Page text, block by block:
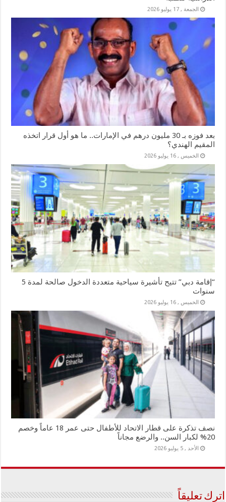
الجمعة , 17 يوليو 2026
بعد فوزه بـ 30 مليون درهم في الإمارات.. ما هو أول قرار اتخذه
المقيم الهندي؟
الخميس , 16 يوليو 2026
“إقامة دبي” تتيح تأشيرة سياحية متعددة الدخول صالحة لمدة 5
سنوات
الخميس , 16 يوليو 2026
نصف تذكرة على قطار الاتحاد للأطفال حتى عمر 18 عاماً وخصم
20% لكبار السن.. والرضع مجاناً
الأحد , 5 يوليو 2026
اترك تعليقاً